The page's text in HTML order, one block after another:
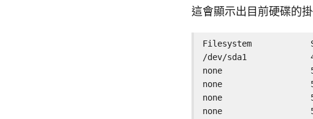
這會顯示出目前硬碟的
Filesystem
/dev/sda1
none
none
none
none